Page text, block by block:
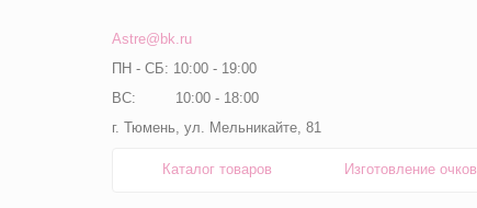
Astre@bk.ru
ПН - СБ: 10:00 - 19:00
ВС: 10:00 - 18:00
г. Тюмень, ул. Мельникайте, 81
Каталог товаров Изготовление очков